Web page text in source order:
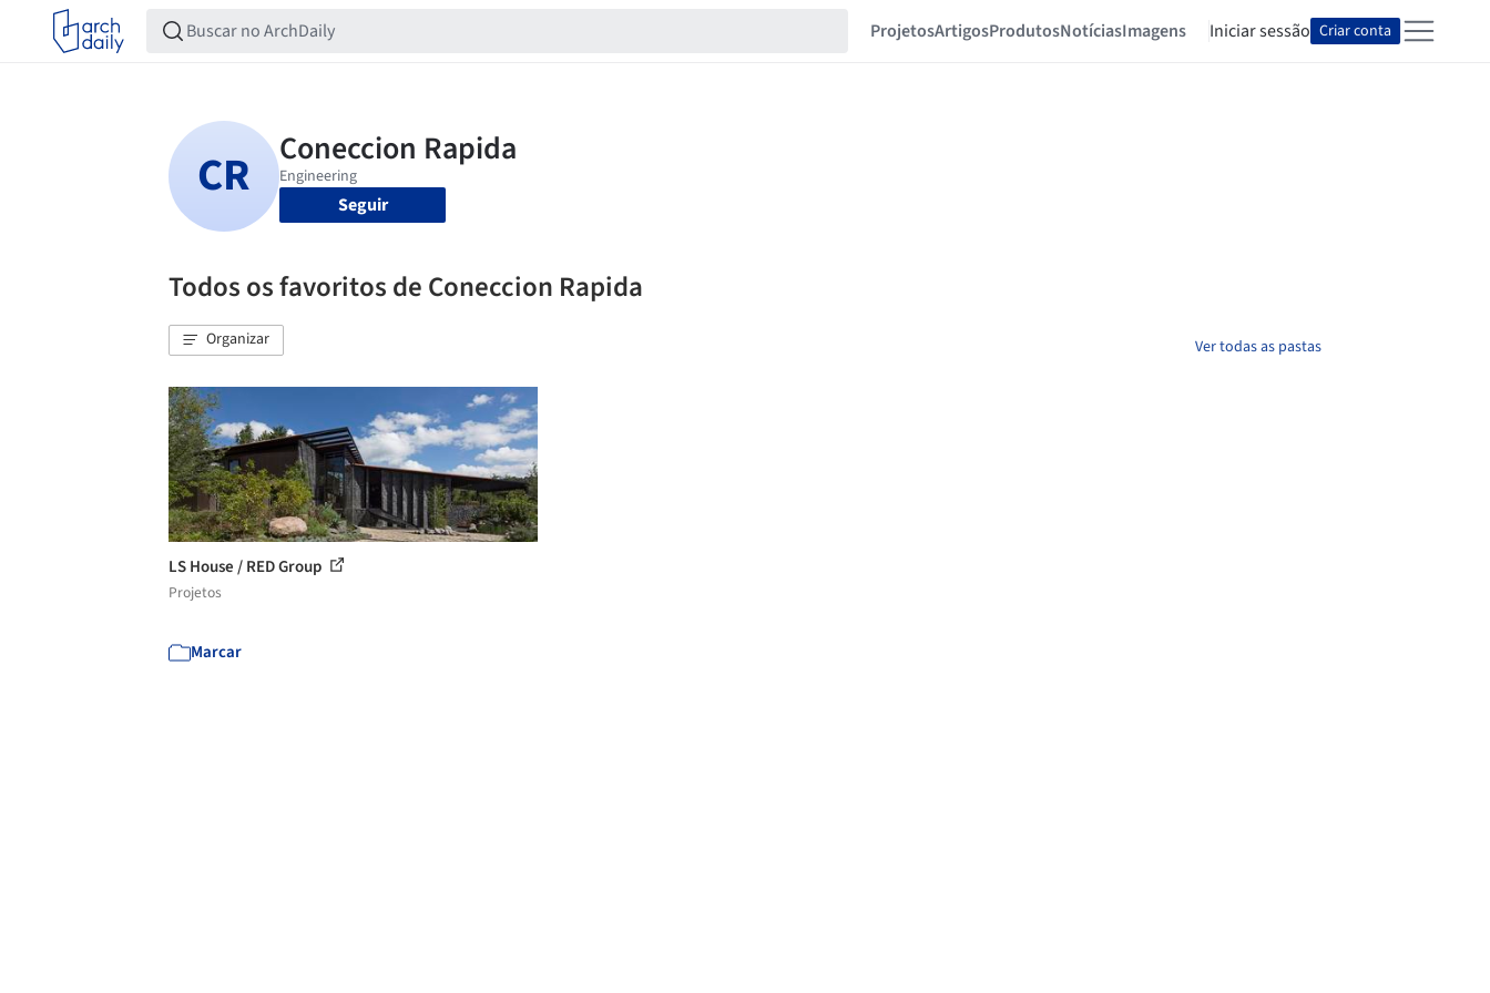
ProjetosArtigosProdutosNotíciasImagens Iniciar sessão Criar conta
Seguir
Todos os favoritos de Coneccion Rapida
Organizar Ver todas as pastas
LS House / RED Group
Projetos
Marcar